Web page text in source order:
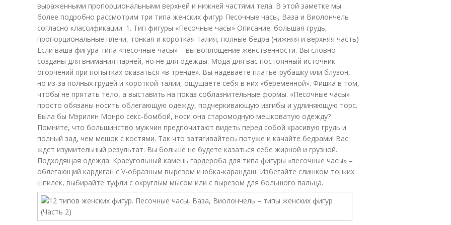
выраженными пропорциональными верхней и нижней частями тела. В этой заметке мы
более подробно рассмотрим три типа женских фигур Песочные часы, Ваза и Виолончель
согласно классификации. 1. Тип фигуры «Песочные часы» Описание: большая грудь,
пропорциональные плечи, тонкая и короткая талия, полные бедра (нижняя и верхняя часть)
Если ваша фигура типа «песочные часы» – вы воплощение женственности. Вы словно
созданы для внимания парней, но не для одежды. Мода для вас постоянный источник
огорчений при попытках оказаться «в тренде». Вы надеваете платье-рубашку или блузон,
но из-за полных грудей и короткой талии, ощущаете себя в них «беременной». Фишка в том,
чтобы не прятать тело, а выставить на показ соблазнительные формы. «Песочные часы»
просто обязаны носить облегающую одежду, подчеркивающую изгибы и удлиняющую торс.
Была бы Мэрилин Монро секс-бомбой, носи она старомодную мешковатую одежду?
Помните, что большинство мужчин предпочитают видеть перед собой красивую грудь и
полный зад, чем мешок с костями. Так что затягивайтесь потуже и качайте бедрами! Вас
ждет изумительный результат. Вы больше не будете казаться себе жирной и грузной.
Подходящая одежда: Краеугольный камень гардероба для типа фигуры «песочные часы» –
облегающий кардиган с V-образным вырезом и юбка-карандаш. Избегайте слишком тонких
шпилек, выбирайте туфли с округлым мысом или с вырезом для большого пальца.